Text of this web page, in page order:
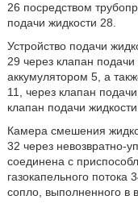
26 посредством
подачи жидкости 28.
Устройство подачи
29 через клапан
аккумулятором 5, а
11, через клапан
клапан подачи
Камера смешения
32 через невозвратно-
соединена с
газокапельного потока
сопло, выполненного в